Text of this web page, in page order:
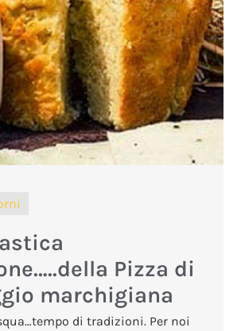
Pizza di
marchigiana
di tradizioni. Per noi